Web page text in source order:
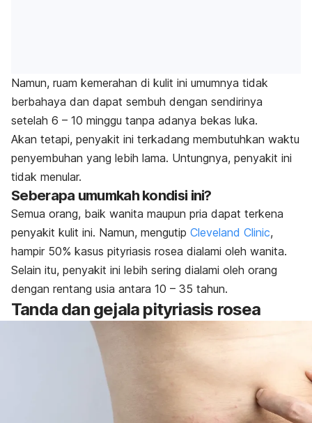
Namun, ruam kemerahan di kulit ini umumnya tidak
berbahaya dan dapat sembuh dengan sendirinya
setelah 6 – 10 minggu tanpa adanya bekas luka.
Akan tetapi, penyakit ini terkadang membutuhkan waktu
penyembuhan yang lebih lama. Untungnya, penyakit ini
tidak menular.
Seberapa umumkah kondisi ini?
Semua orang, baik wanita maupun pria dapat terkena
penyakit kulit ini. Namun, mengutip Cleveland Clinic,
hampir 50% kasus pityriasis rosea dialami oleh wanita.
Selain itu, penyakit ini lebih sering dialami oleh orang
dengan rentang usia antara 10 – 35 tahun.
Tanda dan gejala pityriasis rosea